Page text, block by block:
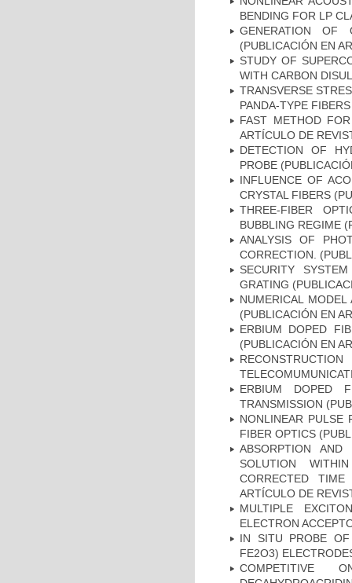
BENDING FOR LP
GENERATION OF
(PUBLICACIÓN EN
STUDY OF
WITH CARBON
TRANSVERSE
PANDA-TYPE
FAST METHOD
ARTÍCULO DE
DETECTION OF
PROBE
INFLUENCE OF
CRYSTAL FIBERS
THREE-FIBER
BUBBLING REGIME
ANALYSIS OF
CORRECTION.
SECURITY
GRATING
NUMERICAL
(PUBLICACIÓN EN
ERBIUM DOPED
(PUBLICACIÓN EN
ERBIUM DOPED
TRANSMISSION
NONLINEAR PULSE
FIBER OPTICS
ABSORPTION AND
SOLUTION
CORRECTED
ARTÍCULO DE
MULTIPLE
ELECTRON
IN SITU PROBE OF
FE2O3)
COMPETITIVE